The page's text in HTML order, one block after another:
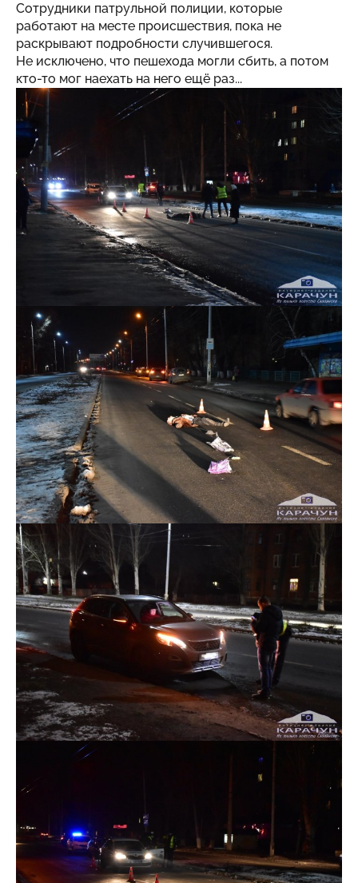
Сотрудники патрульной полиции, которые
работают на месте происшествия, пока не
раскрывают подробности случившегося.
Не исключено, что пешехода могли сбить, а потом
кто-то мог наехать на него ещё раз...